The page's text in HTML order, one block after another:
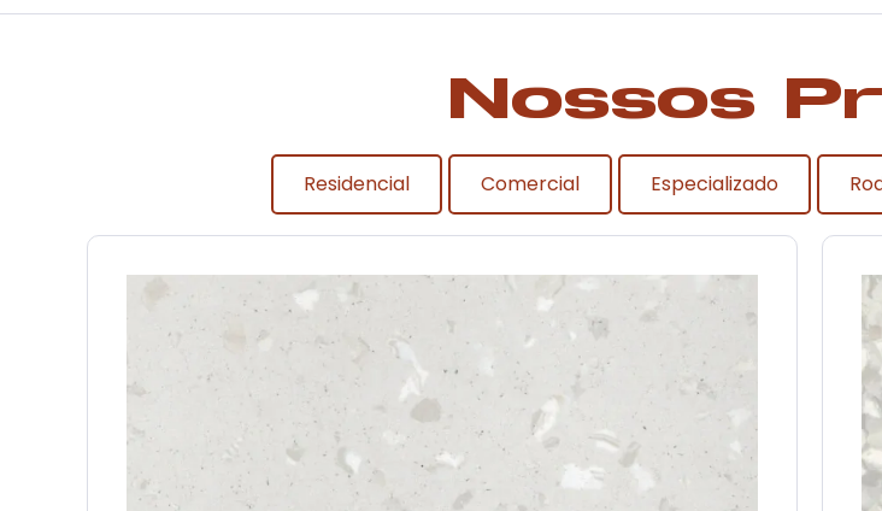
Nossos
Residencial Comercial Especializado